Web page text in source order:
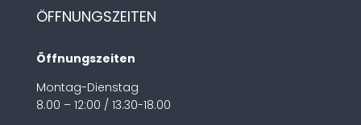
ÖFFNUNGSZEITEN
Öffnungszeiten
Montag-Dienstag
8.00 – 12:00 / 13.30-18.00